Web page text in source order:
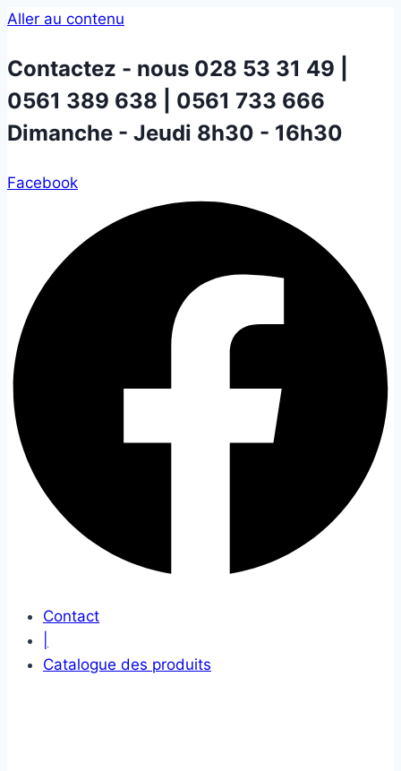
Aller au contenu
Contactez - nous 028 53 31 49 |
0561 389 638 | 0561 733 666
Dimanche - Jeudi 8h30 - 16h30
Facebook
Contact
Catalogue des produits